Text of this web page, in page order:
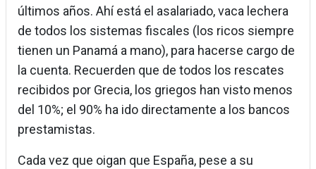
últimos años. Ahí está el asalariado, vaca lechera
de todos los sistemas fiscales (los ricos siempre
tienen un Panamá a mano), para hacerse cargo de
la cuenta. Recuerden que de todos los rescates
recibidos por Grecia, los griegos han visto menos
del 10%; el 90% ha ido directamente a los bancos
prestamistas.
Cada vez que oigan que España, pese a su